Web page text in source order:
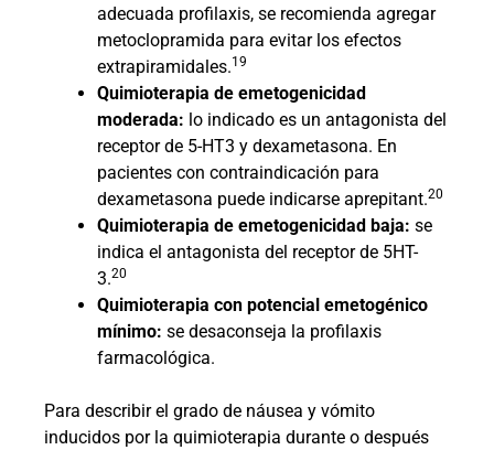
adecuada profilaxis, se recomienda agregar
metoclopramida para evitar los efectos
extrapiramidales.19
Quimioterapia de emetogenicidad
moderada: lo indicado es un antagonista del
receptor de 5-HT3 y dexametasona. En
pacientes con contraindicación para
dexametasona puede indicarse aprepitant.20
Quimioterapia de emetogenicidad baja: se
indica el antagonista del receptor de 5HT-
3.20
Quimioterapia con potencial emetogénico
mínimo: se desaconseja la profilaxis
farmacológica.
Para describir el grado de náusea y vómito
inducidos por la quimioterapia durante o después